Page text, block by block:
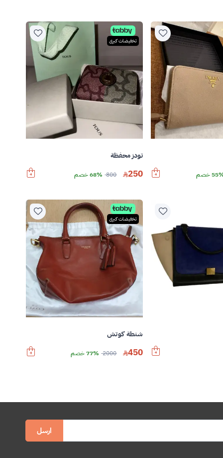
خصم
تخفيضات كبرى
تودز محفظة
250
800 68% خصم
تخفيضات كبرى
شنطة كوتش
450
2000 77% خصم
ارسل